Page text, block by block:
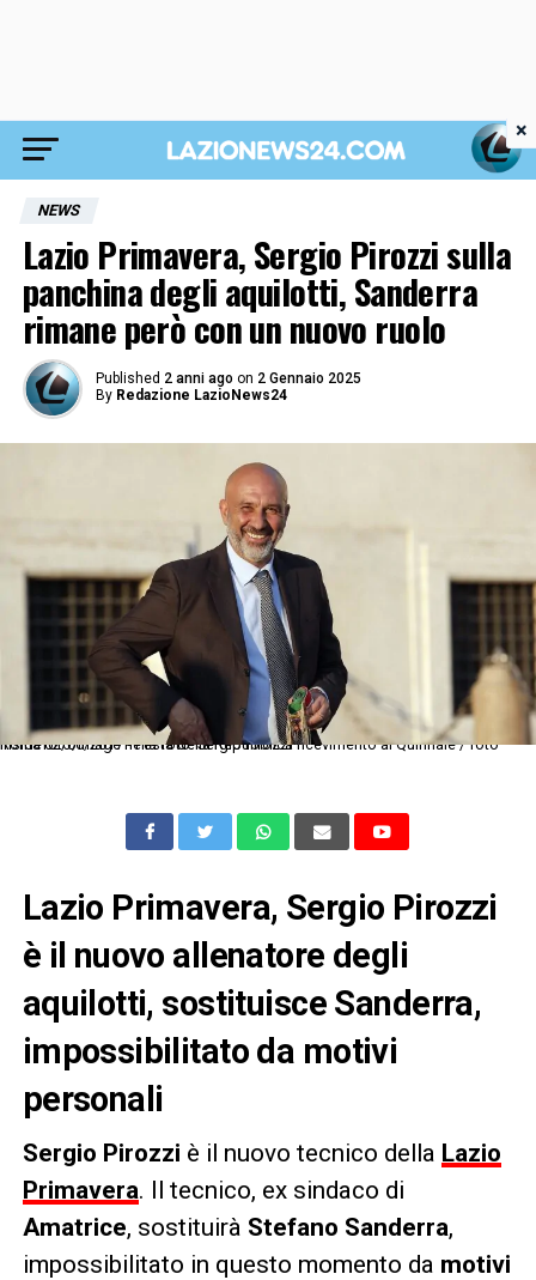
NEWS
Lazio Primavera, Sergio Pirozzi sulla
panchina degli aquilotti, Sanderra
rimane però con un nuovo ruolo
Published 2 anni ago on 2 Gennaio 2025
By Redazione LazioNews24
Roma 02/06/2017 - Festa della Repubblica ricevimento al Quirinale / foto Insidefoto/Image nella foto: Sergio Pirozzi
Lazio Primavera, Sergio Pirozzi
è il nuovo allenatore degli
aquilotti, sostituisce Sanderra,
impossibilitato da motivi
personali
Sergio Pirozzi è il nuovo tecnico della Lazio
Primavera. Il tecnico, ex sindaco di
Amatrice, sostituirà Stefano Sanderra,
impossibilitato in questo momento da motivi
×